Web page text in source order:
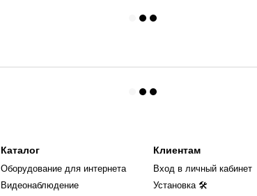
Каталог
Оборудование для интернета
Видеонаблюдение
Клиентам
Вход в личный кабинет
Установка 🛠